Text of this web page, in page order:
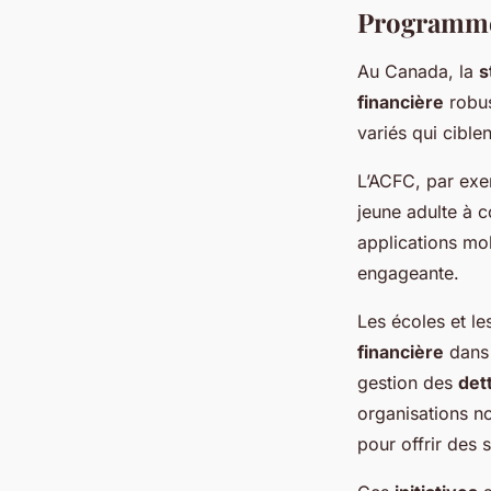
Au Canada, la
financière
variés qui
L’ACFC, par
jeune adulte à
applications
engageante.
Les écoles et
financière
gestion des
organisations
pour offrir des